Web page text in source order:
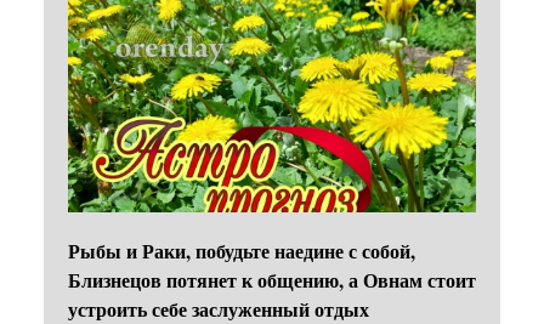
Рыбы и Раки, побудьте наедине с собой,
Близнецов потянет к общению, а Овнам стоит
устроить себе заслуженный отдых